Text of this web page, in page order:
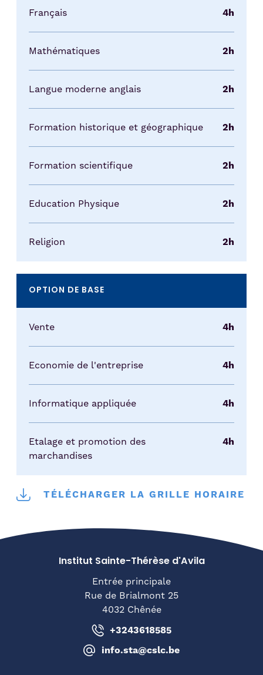
Français 4h
Mathématiques 2h
Langue moderne anglais 2h
Formation historique et géographique 2h
Formation scientifique 2h
Education Physique 2h
Religion 2h
OPTION DE BASE
Vente 4h
Economie de l'entreprise 4h
Informatique appliquée 4h
Etalage et promotion des
marchandises
4h
TÉLÉCHARGER LA GRILLE HORAIRE
Institut Sainte-Thérèse d'Avila
Entrée principale
Rue de Brialmont 25
4032 Chênée
+3243618585
info.sta@cslc.be